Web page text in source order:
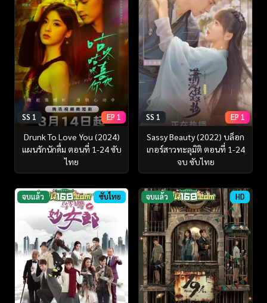
SS 1 EP 1
Drunk To Love You (2024)
แผนรักนักดื่ม ตอนที่ 1-24 ซับ
ไทย
SS 1 EP 1
Sassy Beauty (2022) บล็อก
เกอร์สาวทะลุมิติ ตอนที่ 1-24
จบ ซับไทย
จบแล้ว ซับไทย จบแล้ว HD